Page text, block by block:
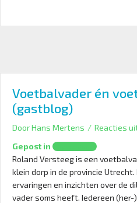
Voetbalvader én
(gastblog)
DoorHans Mertens / Reacties
Gepost in
Roland Versteeg is een
klein dorp in de provincie
ervaringen en inzichten over de
vader soms heeft. Iedereen